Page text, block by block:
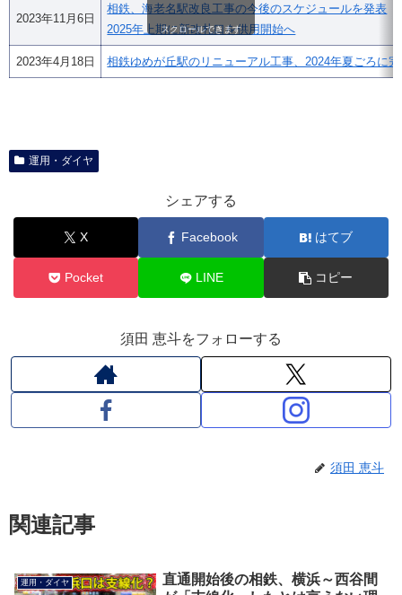
2023年11月6日
相鉄、海老名駅改良工事の今後のスケジュールを発表
2025年上期に新改札口を供用開始へ
2023年4月18日 相鉄ゆめが丘駅のリニューアル工事、2024年夏ごろに
スクロールできます
運用・ダイヤ
シェアする
X Facebook はてブ
Pocket LINE コピー
須田 恵斗をフォローする
須田 恵斗
関連記事
運用・ダイヤ
直通開始後の相鉄、横浜～西谷間